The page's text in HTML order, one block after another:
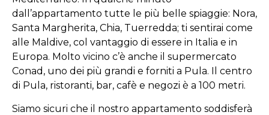
dall’appartamento tutte le più belle spiaggie: Nora,
Santa Margherita, Chia, Tuerredda; ti sentirai come
alle Maldive, col vantaggio di essere in Italia e in
Europa. Molto vicino c’è anche il supermercato
Conad, uno dei più grandi e forniti a Pula. Il centro
di Pula, ristoranti, bar, cafè e negozi è a 100 metri.
Siamo sicuri che il nostro appartamento soddisferà